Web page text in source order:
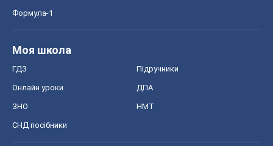
Формула-1
Моя школа
ГДЗ Підручники
Онлайн уроки ДПА
ЗНО НМТ
СНД посібники